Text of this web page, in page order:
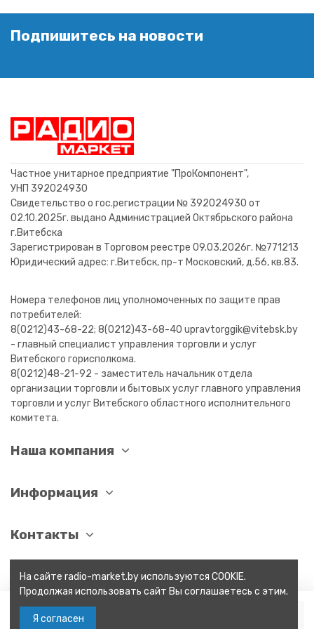
2,00 BYN
В корзину
8,00 BYN
В корзину
0,80 BYN
В корзину
В корзину
0,20 BYN
В корзину
Подпишитесь на новости
Наша компания
Информация
Контакты
Частное унитарное предприятие "ПроКомпонент",
УНП 392024930
Свидетельство о гос.регистрации № 392024930 от
02.10.2025г. выдано Администрацией Октябрьского района
г.Витебска
Зарегистрирован в Торговом реестре 09.03.2026г. №771213
Юридический адрес: г.Витебск, пр-т Московский, д.56, кв.83.
Номера телефонов лиц уполномоченных по защите прав
потребителей:
8(0212)43-68-22; 8(0212)43-68-40 upravtorggik@vitebsk.by
- главный специалист управления торговли и услуг
Витебского горисполкома.
8(0212)48-21-92 - заместитель начальник отдела
организации торговли и бытовых услуг главного управления
торговли и услуг Витебского областного исполнительного
комитета.
На сайте radio-market.by используются COOKIE.
Продолжая использовать сайт Вы соглашаетесь с этим.
Я согласен